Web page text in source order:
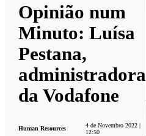
Opinião num
Minuto: Luísa
Pestana,
administradora
da Vodafone
Human Resources
4 de Novembro 2022 |
12:50